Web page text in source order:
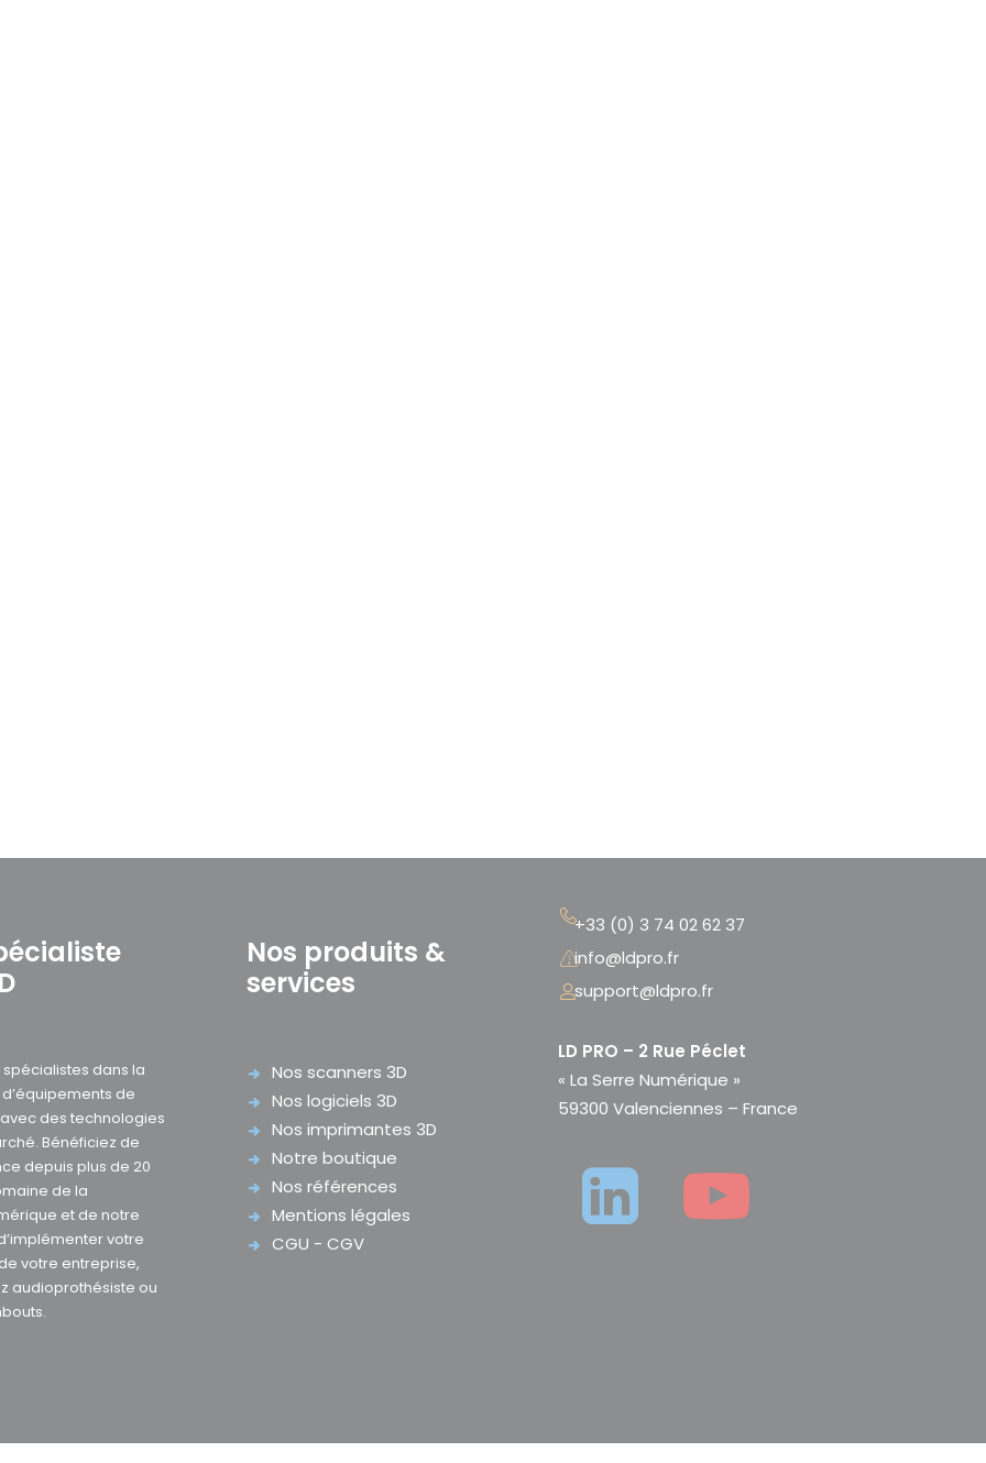
dans la
de
des technologies
Bénéficiez de
depuis plus de 20
de la
et de notre
votre
votre entreprise,
audioprothésiste ou
Nos produits &
services
Nos scanners 3D
Nos logiciels 3D
Nos imprimantes 3D
Notre boutique
Nos références
Mentions légales
CGU - CGV
+33 (0) 3 74 02 62 37
info@ldpro.fr
support@ldpro.fr
LD PRO – 2 Rue Péclet
« La Serre Numérique »
59300 Valenciennes – France